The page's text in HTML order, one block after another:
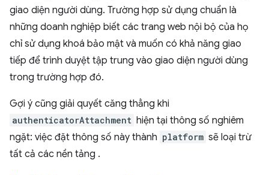
giao diện người dùng. Trường hợp sử dụng chuẩn là
những doanh nghiệp biết các trang web nội bộ của họ
chỉ sử dụng khoá bảo mật và muốn có khả năng giao
tiếp để trình duyệt tập trung vào giao diện người dùng
trong trường hợp đó.
Gợi ý cũng giải quyết căng thẳng khi
authenticatorAttachment hiện tại thông số nghiêm
ngặt: việc đặt thông số này thành platform sẽ loại trừ
tất cả các nền tảng .